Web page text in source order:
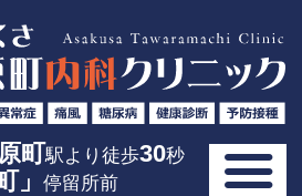
町駅より徒歩30秒
」 停留所前